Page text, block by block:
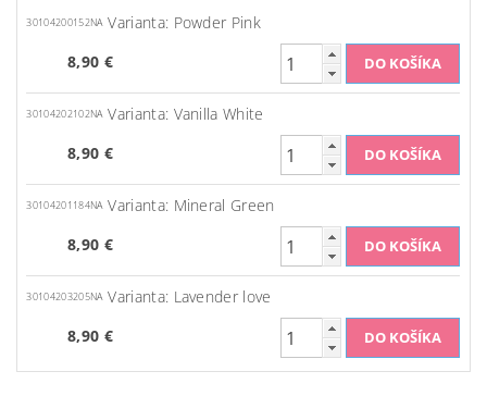
30104200152NA Varianta: Powder Pink
8,90 €
30104202102NA Varianta: Vanilla White
8,90 €
30104201184NA Varianta: Mineral Green
8,90 €
30104203205NA Varianta: Lavender love
8,90 €